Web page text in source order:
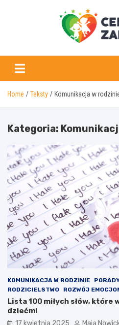
Home Teksty Komunikacja w
Kategoria:
KOMUNIKACJA W RODZINIE
RODZICIELSTWO
ROZWÓJ
Lista 100 miłych słów, które
dziećmi
17 kwietnia 2025 Maja